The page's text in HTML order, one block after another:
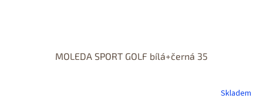
MOLEDA SPORT GOLF bílá+černá 35
Skladem